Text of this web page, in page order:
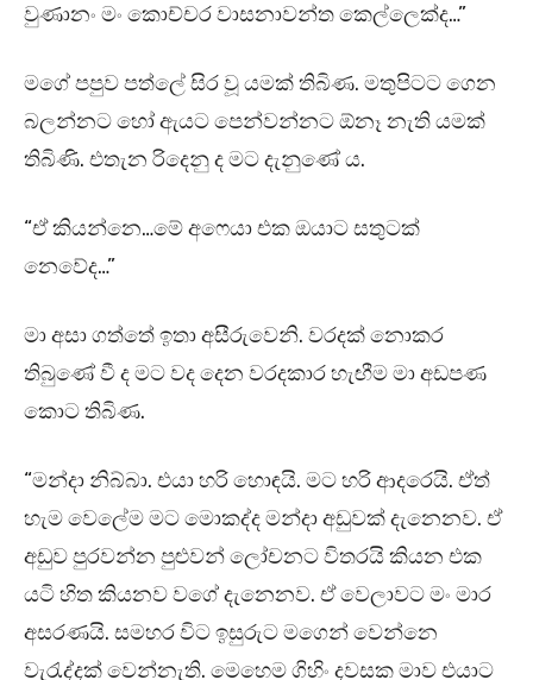
වුණානං මං කොච්චර වාසනාවන්ත කෙල්ලෙක්ද…”
මගේ පපුව පත්ලේ සිර වූ යමක් තිබිණ. මතුපිටට ගෙන
බලන්නට හෝ ඇයට පෙන්වන්නට ඕනෑ නැති යමක්
තිබිණි. එතැන රිදෙනු ද මට දැනුණේ ය.
“ඒ කියන්නෙ…මේ අෆෙයා එක ඔයාට සතුටක්
නෙවේද…”
මා අසා ගත්තේ ඉතා අසීරුවෙනි. වරදක් නොකර
තිබුණේ වී ද මට වද දෙන වරදකාර හැඟීම මා අඩපණ
කොට තිබිණ.
“මන්දා නිබ්බා. එයා හරි හොඳයි. මට හරි ආදරෙයි. ඒත්
හැම වෙලේම මට මොකද්ද මන්දා අඩුවක් දැනෙනව. ඒ
අඩුව පුරවන්න පුළුවන් ලෝචනට විතරයි කියන එක
යටි හිත කියනව වගේ දැනෙනව. ඒ වෙලාවට මං මාර
අසරණයි. සමහර විට ඉසුරුට මගෙන් වෙන්නෙ
වැරැද්දක් වෙන්නැති. මෙහෙම ගිහිං දවසක මාව එයාට